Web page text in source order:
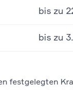
bis zu
bis zu
festgelegten